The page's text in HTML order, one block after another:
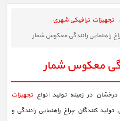
تجهیزات ترافیکی شهری
راهنمایی رانندگی معکوس شمار
معکوس شمار
در زمینه تولید انواع تجهیزات
کنندگان چراغ راهنمایی رانندگی و